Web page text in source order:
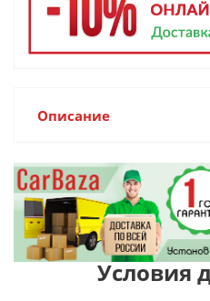
Описание
Условия